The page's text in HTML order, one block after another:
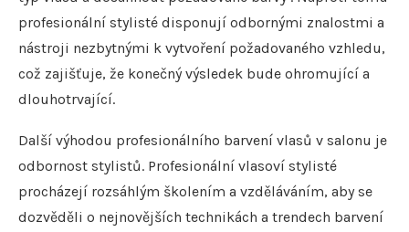
profesionální stylisté disponují odbornými znalostmi a
nástroji nezbytnými k vytvoření požadovaného vzhledu,
což zajišťuje, že konečný výsledek bude ohromující a
dlouhotrvající.
Další výhodou profesionálního barvení vlasů v salonu je
odbornost stylistů. Profesionální vlasoví stylisté
procházejí rozsáhlým školením a vzděláváním, aby se
dozvěděli o nejnovějších technikách a trendech barvení